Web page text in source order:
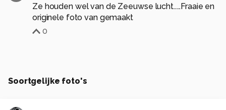
Ze houden wel van de Zeeuwse lucht.....Fraaie en
originele foto van gemaakt
0
Soortgelijke foto's